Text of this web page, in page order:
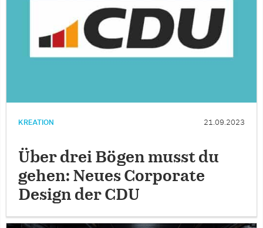
KREATION 21.09.2023
Über drei Bögen musst du
gehen: Neues Corporate
Design der CDU